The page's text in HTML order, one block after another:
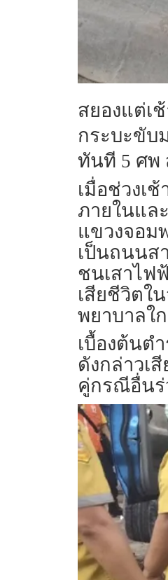
สยองแต่เ
กระบะขับ
ทันที 5 ศพ
เมื่อช่วงเ
ภายในแล
แขวงจอม
เป็นถนนส
ชนเสาไฟ
เสียชีวิตใ
พยาบาลใ
เบื้องต้นต
ดังกล่าวเ
คู่กรณีอื่นร่